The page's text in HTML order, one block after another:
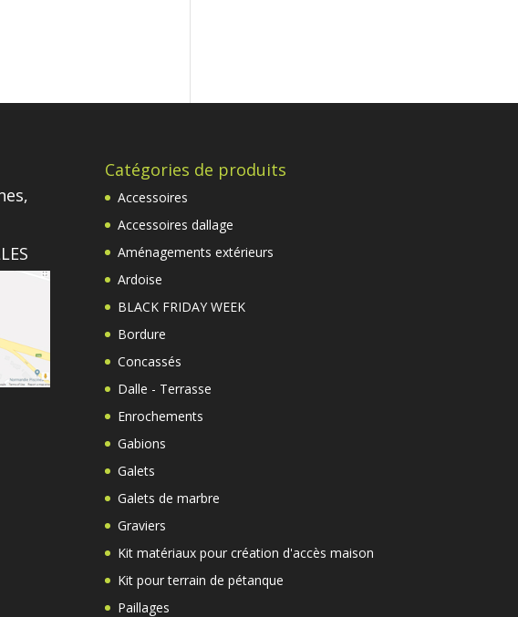
Catégories de produits
Accessoires
Accessoires dallage
Aménagements extérieurs
Ardoise
BLACK FRIDAY WEEK
Bordure
Concassés
Dalle - Terrasse
Enrochements
Gabions
Galets
Galets de marbre
Graviers
Kit matériaux pour création d'accès maison
Kit pour terrain de pétanque
Paillages